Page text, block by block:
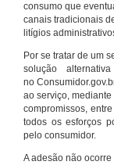
consumo que
canais tradicionais
litígios
Por se tratar de um
solução
no
ao serviço,
compromissos,
todos os esforços
pelo consumidor.
A adesão não